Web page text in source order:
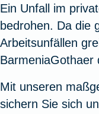
Zur
Pflegemonatsgeld
Zur
Zur
Zur
Ein Unfall im
bedrohen. Da die
Arbeitsunfällen
BarmeniaGothaer
Mit unseren
sichern Sie sich